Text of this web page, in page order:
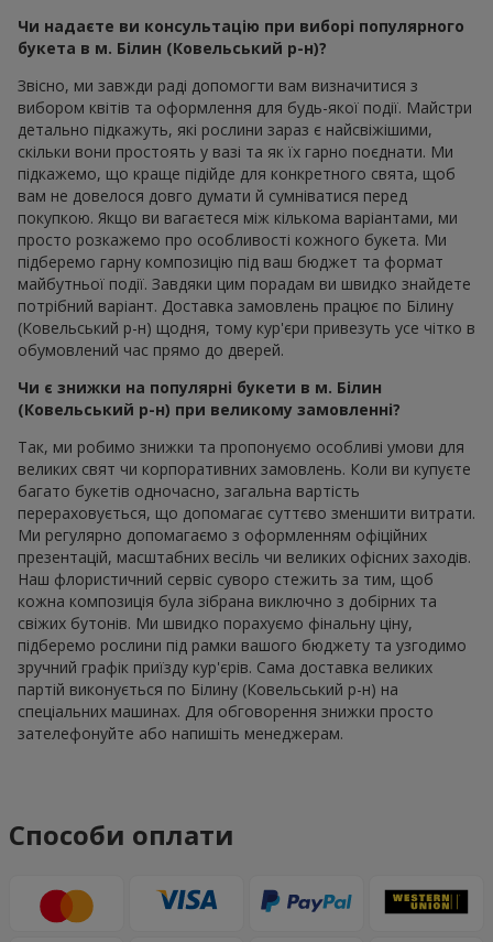
Чи надаєте ви консультацію при виборі популярного
букета в м. Білин (Ковельський р-н)?
Звісно, ми завжди раді допомогти вам визначитися з
вибором квітів та оформлення для будь-якої події. Майстри
детально підкажуть, які рослини зараз є найсвіжішими,
скільки вони простоять у вазі та як їх гарно поєднати. Ми
підкажемо, що краще підійде для конкретного свята, щоб
вам не довелося довго думати й сумніватися перед
покупкою. Якщо ви вагаєтеся між кількома варіантами, ми
просто розкажемо про особливості кожного букета. Ми
підберемо гарну композицію під ваш бюджет та формат
майбутньої події. Завдяки цим порадам ви швидко знайдете
потрібний варіант. Доставка замовлень працює по Білину
(Ковельський р-н) щодня, тому кур'єри привезуть усе чітко в
обумовлений час прямо до дверей.
Чи є знижки на популярні букети в м. Білин
(Ковельський р-н) при великому замовленні?
Так, ми робимо знижки та пропонуємо особливі умови для
великих свят чи корпоративних замовлень. Коли ви купуєте
багато букетів одночасно, загальна вартість
перераховується, що допомагає суттєво зменшити витрати.
Ми регулярно допомагаємо з оформленням офіційних
презентацій, масштабних весіль чи великих офісних заходів.
Наш флористичний сервіс суворо стежить за тим, щоб
кожна композиція була зібрана виключно з добірних та
свіжих бутонів. Ми швидко порахуємо фінальну ціну,
підберемо рослини під рамки вашого бюджету та узгодимо
зручний графік приїзду кур'єрів. Сама доставка великих
партій виконується по Білину (Ковельський р-н) на
спеціальних машинах. Для обговорення знижки просто
зателефонуйте або напишіть менеджерам.
Способи оплати